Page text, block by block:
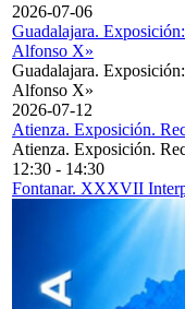
2026-07-06
Guadalajara.
Alfonso X»
Guadalajara.
Alfonso X»
2026-07-12
Atienza. Exposición.
Atienza. Exposición.
12:30 - 14:30
Fontanar. XXXVII